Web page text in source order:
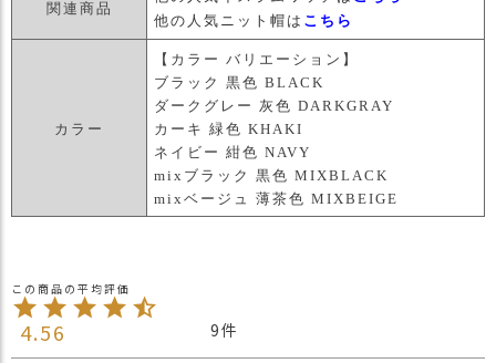
関連商品
他の人気ニット帽は こちら
カラー
【カラー バリエーション】
ブラック 黒色 BLACK
ダークグレー 灰色 DARKGRAY
カーキ 緑色 KHAKI
ネイビー 紺色 NAVY
mixブラック 黒色 MIXBLACK
mixベージュ 薄茶色 MIXBEIGE
4.56 9